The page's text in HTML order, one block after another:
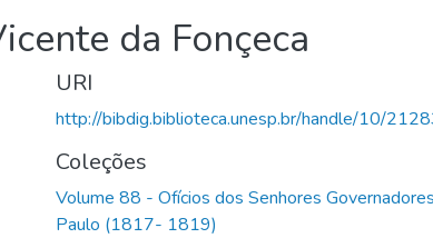
da Fonçeca
URI
http://bibdig.biblioteca.unesp.br/handle/10/
Coleções
Volume 88 - Ofícios dos Senhores
Paulo (1817- 1819)